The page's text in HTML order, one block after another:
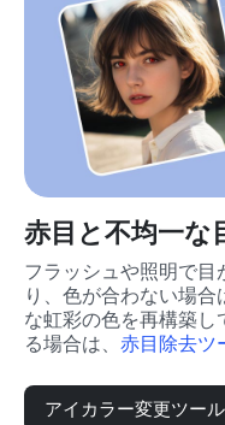
赤目と不均一な
フラッシュや照明で目
り、色が合わない場
な虹彩の色を再構築し
る場合は、 赤目除去ツ
アイカラー変更ツー